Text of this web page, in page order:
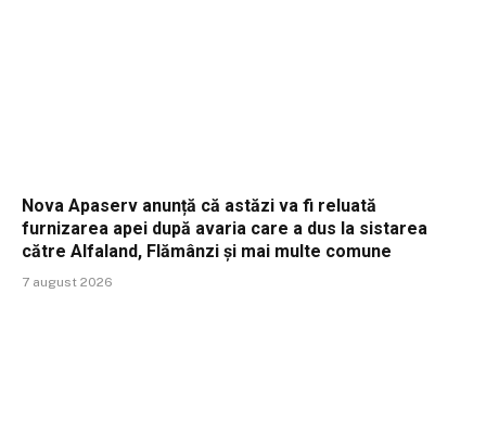
Nova Apaserv anunță că astăzi va fi reluată
furnizarea apei după avaria care a dus la sistarea
către Alfaland, Flămânzi și mai multe comune
7 august 2026